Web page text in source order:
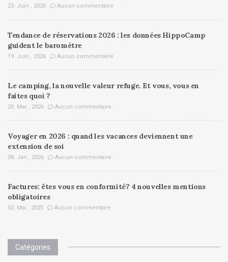
23. Juin , 2026 Aucun commentaire
Tendance de réservations 2026 : les données HippoCamp
guident le baromètre
19. Juin , 2026 Aucun commentaire
Le camping, la nouvelle valeur refuge. Et vous, vous en
faites quoi ?
20. Mar , 2026 Aucun commentaire
Voyager en 2026 : quand les vacances deviennent une
extension de soi
08. Jan , 2026 Aucun commentaire
Factures: êtes vous en conformité? 4 nouvelles mentions
obligatoires
02. Mai , 2025 Aucun commentaire
Catégories